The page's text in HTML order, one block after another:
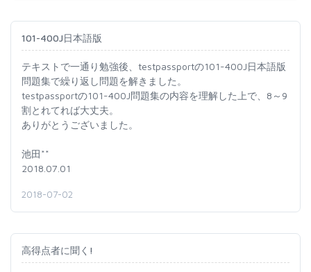
101-400J日本語版
テキストで一通り勉強後、testpassportの101-400J日本語版
問題集で繰り返し問題を解きました。
testpassportの101-400J問題集の内容を理解した上で、8～9
割とれてれば大丈夫。
ありがとうございました。
池田**
2018.07.01
2018-07-02
高得点者に聞く!